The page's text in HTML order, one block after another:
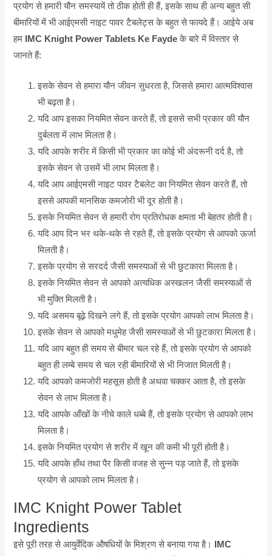
प्रयोग से हमारी यौन समस्यायें तो ठीक होती ही हैं, इसके साथ ही अन्य बहुत सी
बीमारियों में भी आईएमसी नाइट पावर टैबलेट्स के बहुत से फायदे हैं। आईये अब
हम
IMC Knight Power Tablets Ke Faydeके बारे में विस्तार से
जानते हैं:
इसके सेवन से हमारा यौन जीवन सुधरता है, जिससे हमारा आत्मविश्वास
भी बढ़ता है।
यदि आप इसका नियमित सेवन करते हैं, तो इससे सभी प्रकार की यौन
दुर्बलता में लाभ मिलता है।
यदि आपके शरीर में किसी भी प्रकार का कोई भी अंदरूनी दर्द है, तो
इसके सेवन से उसमें भी लाभ मिलता है।
यदि आप आईएमसी नाइट पावर टैबलेट का नियमित सेवन करते हैं, तो
इससे आपकी मानसिक कमजोरी भी दूर होती है।
इसके नियमित सेवन से हमारी रोग प्रतिरोधक क्षमता भी बेहतर होती है।
यदि आप दिन भर थके-थके से रहते हैं, तो इसके प्रयोग से आपको ऊर्जा
मिलती है।
इसके प्रयोग से सरदर्द जैसी समस्याओं से भी छुटकारा मिलता है।
इसके नियमित सेवन से आपको अत्यधिक अस्खलन जैसी समस्याओं से
भी मुक्ति मिलती है।
यदि असमय बूढ़े दिखने लगे हैं, तो इसके प्रयोग आपको लाभ मिलता है।
इसके सेवन से आपको मधुमेह जैसी समस्याओं से भी छुटकारा मिलता है।
यदि आप बहुत ही समय से बीमार चल रहे हैं, तो इसके प्रयोग से आपको
बहुत ही लम्बे समय से चल रही बीमारियों से भी निजात मिलती है।
यदि आपको कमजोरी महसूस होती है अथवा चक्कर आता है, तो इसके
सेवन से लाभ मिलता है।
यदि आपके आँखों के नीचे काले धब्बे हैं, तो इसके प्रयोग से आपको लाभ
मिलता है।
इसके नियमित प्रयोग से शरीर में खून की कमी भी पूरी होती है।
यदि आपके हाँथ तथा पैर किसी वजह से सुन्न पड़ जाते हैं, तो इसके
प्रयोग से आपको लाभ मिलता है।
IMC Knight Power Tablet
Ingredients
इसे पूरी तरह से आयुर्वेदिक औषधियों के मिश्रण से बनाया गया है। IMC